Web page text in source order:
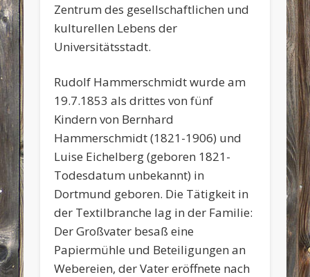
Zentrum des gesellschaftlichen und
kulturellen Lebens der
Universitätsstadt.
Rudolf Hammerschmidt wurde am
19.7.1853 als drittes von fünf
Kindern von Bernhard
Hammerschmidt (1821-1906) und
Luise Eichelberg (geboren 1821-
Todesdatum unbekannt) in
Dortmund geboren. Die Tätigkeit in
der Textilbranche lag in der Familie:
Der Großvater besaß eine
Papiermühle und Beteiligungen an
Webereien, der Vater eröffnete nach